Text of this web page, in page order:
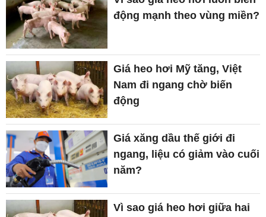
động mạnh theo vùng miền?
Giá heo hơi Mỹ tăng, Việt
Nam đi ngang chờ biến
động
Giá xăng dầu thế giới đi
ngang, liệu có giảm vào cuối
năm?
Vì sao giá heo hơi giữa hai